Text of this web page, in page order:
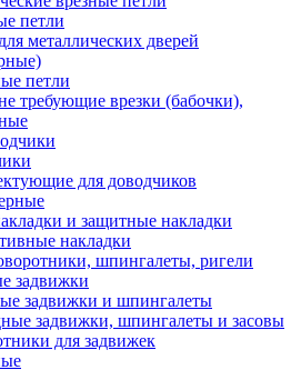
петли
металлических дверей
петли
требующие врезки (бабочки),
для доводчиков
и защитные накладки
накладки
шпингалеты, ригели
задвижки
задвижки и шпингалеты
задвижки, шпингалеты и засовы
для задвижек